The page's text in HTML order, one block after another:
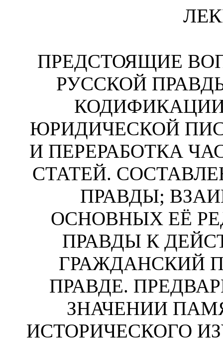
ПРЕДСТОЯЩИЕ
РУССКОЙ
ЮРИДИЧЕСКОЙ
И ПЕРЕРАБОТКА
СТАТЕЙ.
ПРАВДЫ;
ОСНОВНЫХ ЕЁ
ПРАВДЫ К
ГРАЖДАНСКИЙ
ПРАВДЕ.
ЗНАЧЕНИИ
ИСТОРИЧЕСКОГО